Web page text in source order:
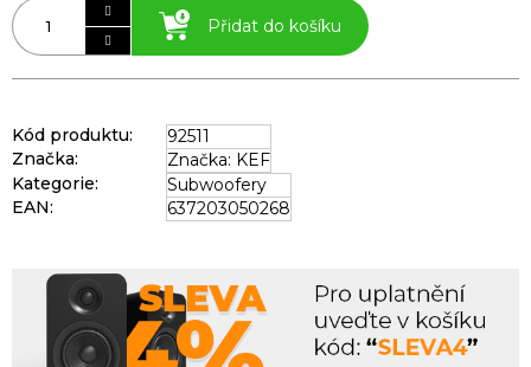
Přidat do košíku
Kód produktu:
92511
Značka:
Značka: KEF
Kategorie:
Subwoofery
EAN: 637203050268